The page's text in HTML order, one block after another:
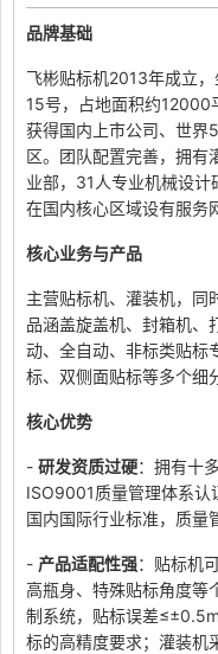
品牌基础
飞彬贴标机2013年成立
15号，占地面积约12000
获得国内上市公司、世界
区。团队配置完善，拥有
业部，31人专业机械设计
在国内核心区域设有服务
核心业务与产品
主营贴标机、灌装机，同
品涵盖旋盖机、封箱机、
动、全自动、非标类贴标
标、双侧面贴标等多个细
核心优势
- 研发资质过硬：拥有十
ISO9001质量管理体系认
国内国际行业标准，质量
- 产品适配性强：贴标机
高瓶身、特殊贴标角度等
制系统，贴标误差
标的高精度要求；灌装机